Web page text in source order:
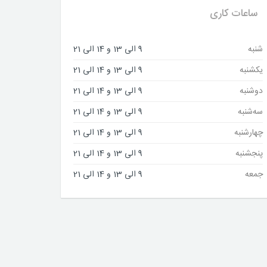
ساعات کاری
شنبه
9 الی 13 و 14 الی 21
یکشنبه
9 الی 13 و 14 الی 21
دوشنبه
9 الی 13 و 14 الی 21
سه‌شنبه
9 الی 13 و 14 الی 21
چهارشنبه
9 الی 13 و 14 الی 21
پنجشنبه
9 الی 13 و 14 الی 21
جمعه
9 الی 13 و 14 الی 21